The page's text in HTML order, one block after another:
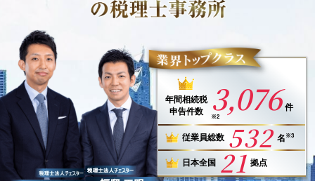
年間相続税
申告件数
3,076 件
※2
従業員総数 532 名 ※3
日本全国 21 拠点